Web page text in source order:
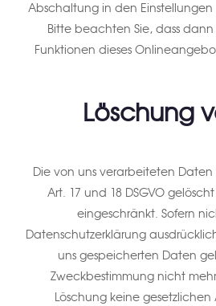
Abschaltung in den Einstellungen
Bitte beachten Sie, dass
Funktionen dieses
Löschung
Die von uns verarbeiteten
Art. 17 und 18 DSGVO
eingeschränkt. Sofern
Datenschutzerklärung
uns gespeicherten Daten
Zweckbestimmung nicht
Löschung keine